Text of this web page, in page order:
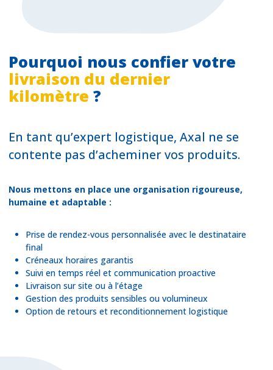
Pourquoi nous confier votre
livraison du dernier
kilomètre ?
En tant qu’expert logistique, Axal ne se
contente pas d’acheminer vos produits.
Nous mettons en place une organisation rigoureuse,
humaine et adaptable :
Prise de rendez-vous personnalisée avec le destinataire
final
Créneaux horaires garantis
Suivi en temps réel et communication proactive
Livraison sur site ou à l’étage
Gestion des produits sensibles ou volumineux
Option de retours et reconditionnement logistique